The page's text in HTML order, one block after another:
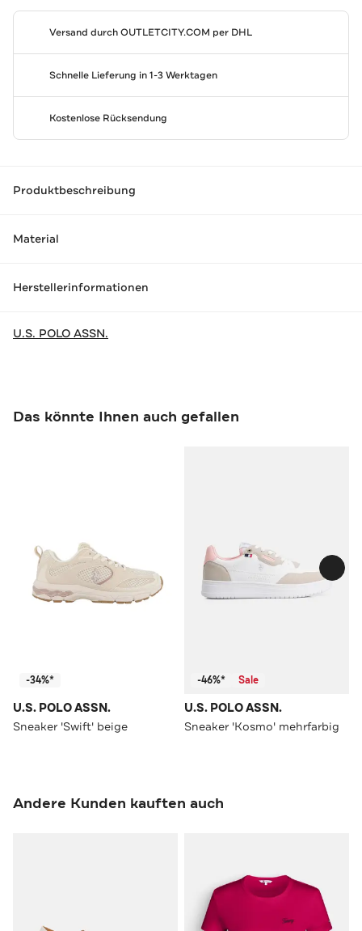
Versand durchOUTLETCITY.COM per DHL
Schnelle Lieferung in 1-3 Werktagen
Kostenlose Rücksendung
Produktbeschreibung
Material
Herstellerinformationen
U.S. POLO ASSN.
Das könnte Ihnen auch gefallen
-34%*
U.S. POLO ASSN.
Sneaker 'Swift' beige
-46%* Sale
U.S. POLO ASSN.
Sneaker 'Kosmo' mehrfarbig
Andere Kunden kauften auch